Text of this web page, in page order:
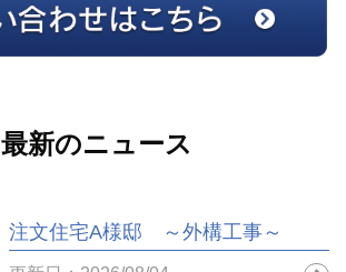
最新のニュース
注文住宅A様邸 ～外構工事～